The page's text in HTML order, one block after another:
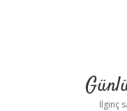
İlginç